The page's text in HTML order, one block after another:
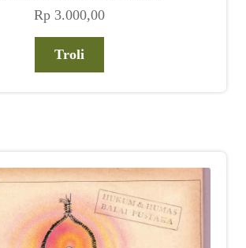
Rp 3.000,00
Troli